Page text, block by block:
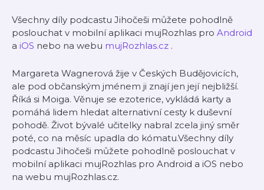
Všechny díly podcastu Jihočeši můžete pohodlně
poslouchat v mobilní aplikaci mujRozhlas pro Android
a iOS nebo na webu mujRozhlas.cz .
Margareta Wagnerová žije v Českých Budějovicích,
ale pod občanským jménem ji znají jen její nejbližší.
Říká si Moiga. Věnuje se ezoterice, vykládá karty a
pomáhá lidem hledat alternativní cesty k duševní
pohodě. Život bývalé učitelky nabral zcela jiný směr
poté, co na měsíc upadla do kómatu.Všechny díly
podcastu Jihočeši můžete pohodlně poslouchat v
mobilní aplikaci mujRozhlas pro Android a iOS nebo
na webu mujRozhlas.cz.